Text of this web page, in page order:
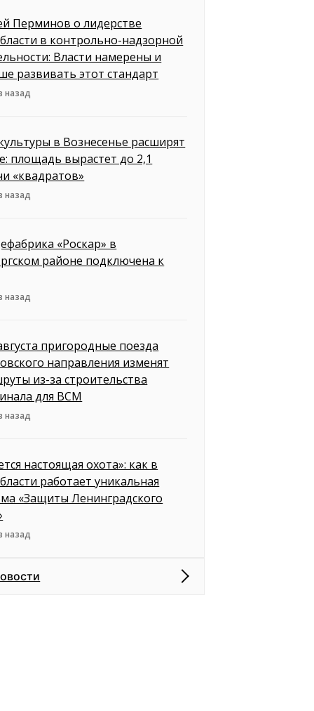
Перминов о лидерстве
в контрольно-надзорной
Власти намерены и
развивать этот стандарт
назад
в Вознесенье расширят
площадь вырастет до 2,1
«квадратов»
назад
«Роскар» в
районе подключена к
назад
пригородные поезда
направления изменят
из-за строительства
для ВСМ
назад
настоящая охота»: как в
работает уникальная
«Защиты Ленинградского
назад